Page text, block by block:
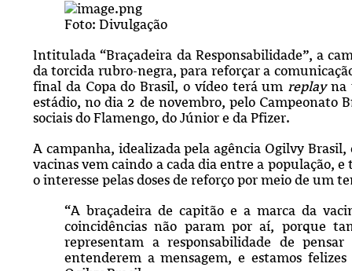
Foto: Divulgação
Intitulada “Braçadeira da Responsabilidade”, a
da torcida rubro-negra, para reforçar a
final da Copa do Brasil, o vídeo terá um replayna
estádio, no dia 2 de novembro, pelo Campeonato
sociais do Flamengo, do Júnior e da Pfizer.
A campanha, idealizada pela agência Ogilvy
vacinas vem caindo a cada dia entre a população,
o interesse pelas doses de reforço por meio de um
“A braçadeira de capitão e a marca da
coincidências não param por aí, porque
representam a responsabilidade de
entenderem a mensagem, e estamos